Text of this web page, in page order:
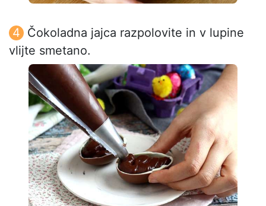
Čokoladna jajca razpolovite in v lupine
vlijte smetano.